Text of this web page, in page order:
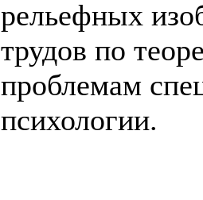
рельефных
трудов по
проблемам
психологии.